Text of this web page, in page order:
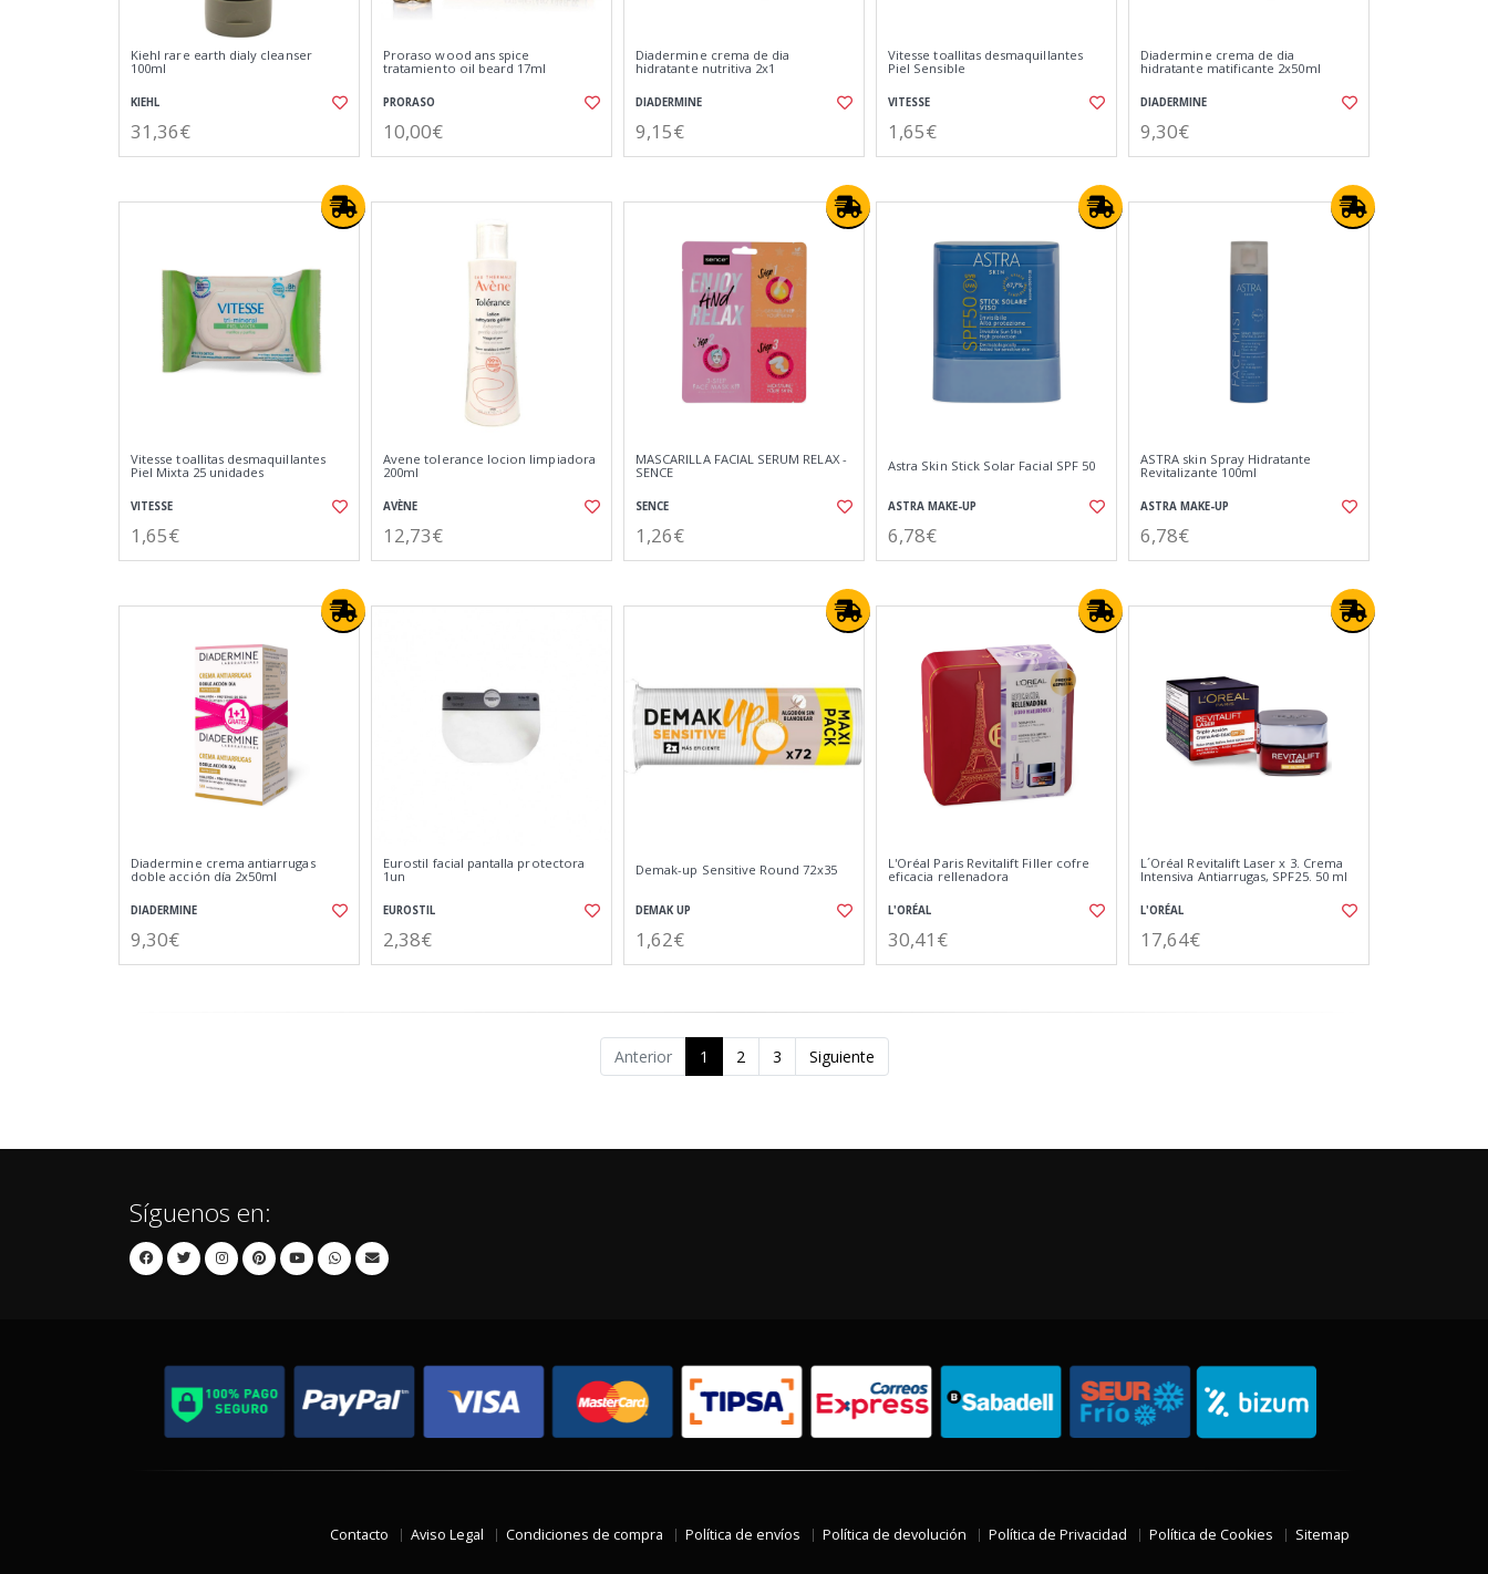
Kiehl rare earth dialy cleanser
100ml
KIEHL
31,36€
Proraso wood ans spice
tratamiento oil beard 17ml
PRORASO
10,00€
Diadermine crema de dia
hidratante nutritiva 2x1
DIADERMINE
9,15€
Vitesse toallitas desmaquillantes
Piel Sensible
VITESSE
1,65€
Diadermine crema de dia
hidratante matificante 2x50ml
DIADERMINE
9,30€
Vitesse toallitas desmaquillantes
Piel Mixta 25 unidades
VITESSE
1,65€
Avene tolerance locion limpiadora
200ml
AVÈNE
12,73€
MASCARILLA FACIAL SERUM RELAX -
SENCE
SENCE
1,26€
Astra Skin Stick Solar Facial SPF 50
ASTRA MAKE-UP
6,78€
ASTRA skin Spray Hidratante
Revitalizante 100ml
ASTRA MAKE-UP
6,78€
Diadermine crema antiarrugas
doble acción dí­a 2x50ml
DIADERMINE
9,30€
Eurostil facial pantalla protectora
1un
EUROSTIL
2,38€
Demak-up Sensitive Round 72x35
DEMAK UP
1,62€
L'Oréal Paris Revitalift Filler cofre
eficacia rellenadora
L'ORÉAL
30,41€
L´Oréal Revitalift Laser x 3. Crema
Intensiva Antiarrugas, SPF25. 50 ml
L'ORÉAL
17,64€
Anterior 1 2 3 Siguiente
Síguenos en:
Contacto Aviso Legal Condiciones de compra Política de envíos Política de devolución Política de Privacidad Política de Cookies Sitemap